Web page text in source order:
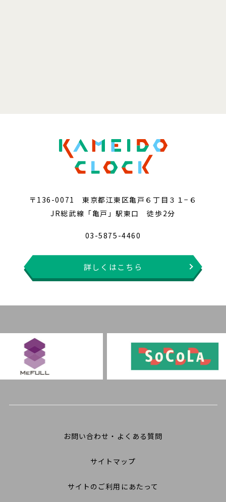
〒136-0071 東京都江東区亀戸６丁目３１−６
JR総武線「亀戸」駅東口 徒歩2分
03-5875-4460
詳しくはこちら
お問い合わせ・よくある質問
サイトマップ
サイトのご利用にあたって